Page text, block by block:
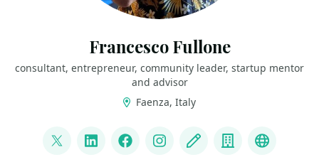
Francesco Fullone
consultant, entrepreneur, community leader, startup mentor
and advisor
Faenza, Italy
@fulloLinkedInFacebookInstagram
Blog Company
GSF